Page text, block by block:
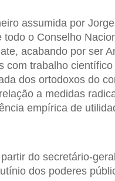
assumida por
o Conselho
acabando por ser
com trabalho
dos ortodoxos do
a medidas
empírica de
do secretário-
dos poderes